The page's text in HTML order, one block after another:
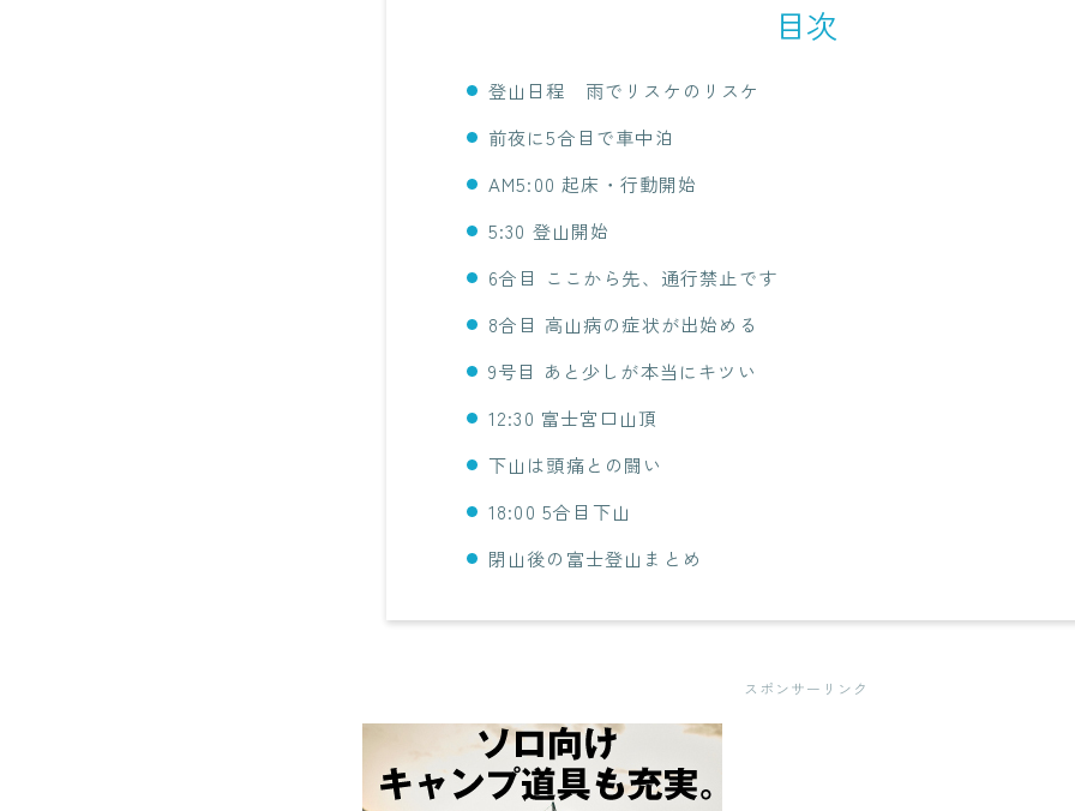
目次
登山日程 雨でリスケのリスケ
前夜に5合目で車中泊
AM5:00 起床・行動開始
5:30 登山開始
6合目 ここから先、通行禁止です
8合目 高山病の症状が出始める
9号目 あと少しが本当にキツい
12:30 富士宮口山頂
下山は頭痛との闘い
18:00 5合目下山
閉山後の富士登山まとめ
スポンサーリンク